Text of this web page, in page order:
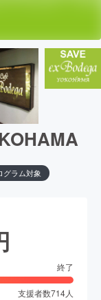
グラム対象
終了
支援者数714人